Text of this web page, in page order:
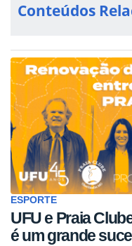
Conteúdos
ESPORTE
UFU e Praia
é um grande